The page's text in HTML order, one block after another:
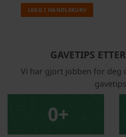
LEGG I HANDLEKURV
GAVETIPS
Vi har gjort jobben for deg